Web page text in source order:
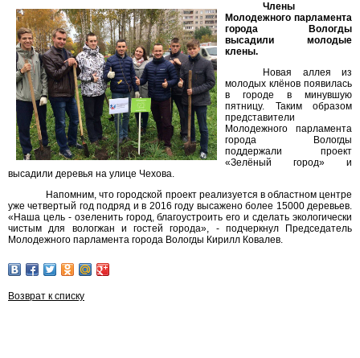
Члены
Молодежного парламента
города Вологды
высадили молодые
клены.
Новая аллея из
молодых клёнов появилась
в городе в минувшую
пятницу. Таким образом
представители
Молодежного парламента
города Вологды
поддержали проект
«Зелёный город» и
высадили деревья на улице Чехова.
Напомним, что городской проект реализуется в областном центре
уже четвертый год подряд и в 2016 году высажено более 15000 деревьев.
«Наша цель - озеленить город, благоустроить его и сделать экологически
чистым для вологжан и гостей города», - подчеркнул Председатель
Молодежного парламента города Вологды Кирилл Ковалев.
Возврат к списку